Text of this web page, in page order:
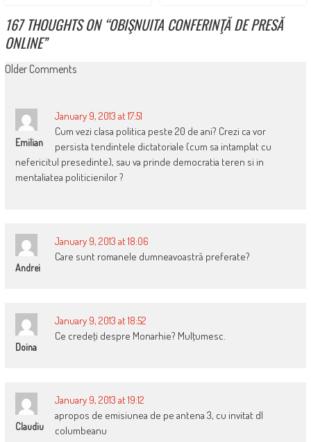
167 THOUGHTS ON “OBIŞNUITA CONFERINŢĂ DE PRESĂ
ONLINE”
COMMENT
Older Comments
Emilian
January 9, 2013 at 17:51
Cum vezi clasa politica peste 20 de ani? Crezi ca vor
persista tendintele dictatoriale (cum sa intamplat cu
nefericitul presedinte), sau va prinde democratia teren si in
mentaliatea politicienilor ?
Andrei
January 9, 2013 at 18:06
Care sunt romanele dumneavoastră preferate?
Doina
January 9, 2013 at 18:52
Ce credeţi despre Monarhie? Mulţumesc.
Claudiu
January 9, 2013 at 19:12
apropos de emisiunea de pe antena 3, cu invitat dl
columbeanu